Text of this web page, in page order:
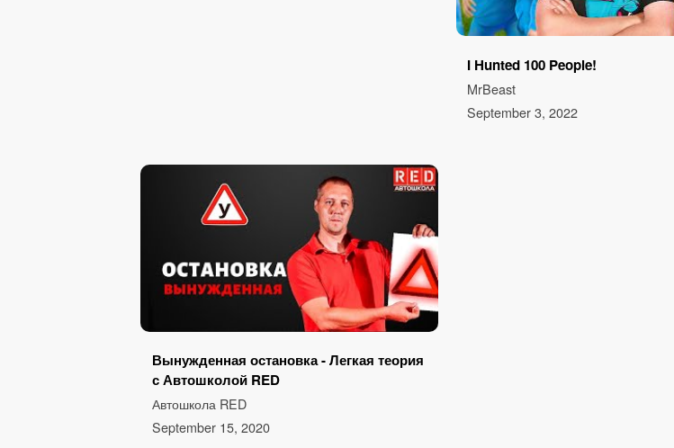
I Hunted 100 People!
MrBeast
September 3, 2022
Вынужденная остановка - Легкая теория
с Автошколой RED
Автошкола RED
September 15, 2020